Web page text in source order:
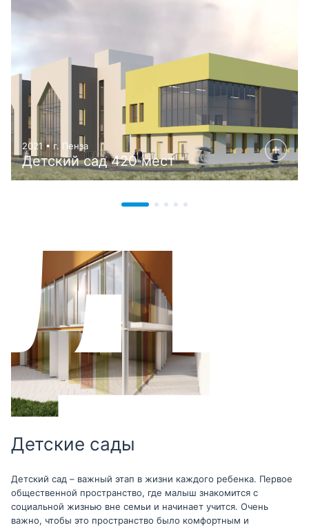
2021 • г. Пенза
Детский сад 420 мест
Детские сады
Детский сад – важный этап в жизни каждого ребенка. Первое
общественной пространство, где малыш знакомится с
социальной жизнью вне семьи и начинает учится. Очень
важно, чтобы это пространство было комфортным и